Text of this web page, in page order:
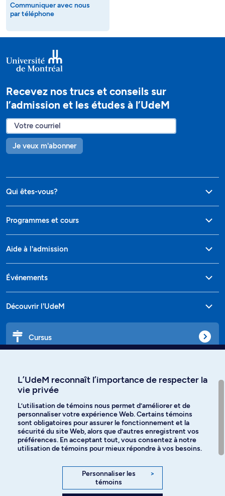
Communiquer avec nous
par téléphone
Recevez nos trucs et conseils sur
l’admission et les études à l’UdeM
Je veux m'abonner
Qui êtes-vous?
Programmes et cours
Aide à l'admission
Événements
Découvrir l'UdeM
Cursus
Langues
Facebook Instagram
YouTube
L’UdeM reconnaît l’importance de respecter la
vie privée
L’utilisation de témoins nous permet d’améliorer et de
personnaliser votre expérience Web. Certains témoins
sont obligatoires pour assurer le fonctionnement et la
sécurité du site Web, alors que d’autres enregistrent vos
préférences. En acceptant tout, vous consentez à notre
utilisation de témoins pour mieux répondre à vos besoins.
Personnaliser les
témoins
>